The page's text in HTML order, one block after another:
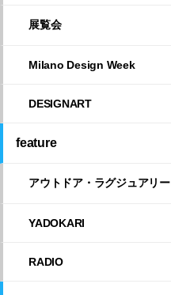
展覧会
Milano Design Week
DESIGNART
feature
アウトドア・ラグジュアリー
YADOKARI
RADIO